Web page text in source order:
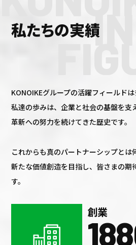
私たちの実績IN
KONOIKEグループの活躍フィールドは
私達の歩みは、企業と社会の基盤を支
革新への努力を続けてきた歴史です。
これからも真のパートナーシップとは
新たな価値創造を目指し、皆さまの期
す。
創業